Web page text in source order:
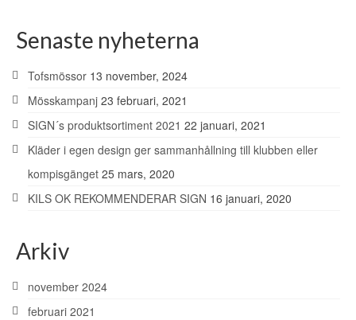
Senaste nyheterna
Tofsmössor 13 november, 2024
Mösskampanj 23 februari, 2021
SIGN´s produktsortiment 2021 22 januari, 2021
Kläder i egen design ger sammanhållning till klubben eller
kompisgänget 25 mars, 2020
KILS OK REKOMMENDERAR SIGN 16 januari, 2020
Arkiv
november 2024
februari 2021